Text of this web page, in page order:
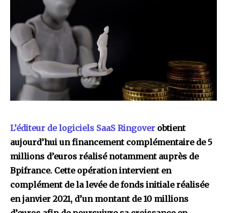
L’éditeur de logiciels SaaS Ringover obtient
aujourd’hui un financement complémentaire de 5
millions d’euros réalisé notamment auprès de
Bpifrance. Cette opération intervient en
complément de la levée de fonds initiale réalisée
en janvier 2021, d’un montant de 10 millions